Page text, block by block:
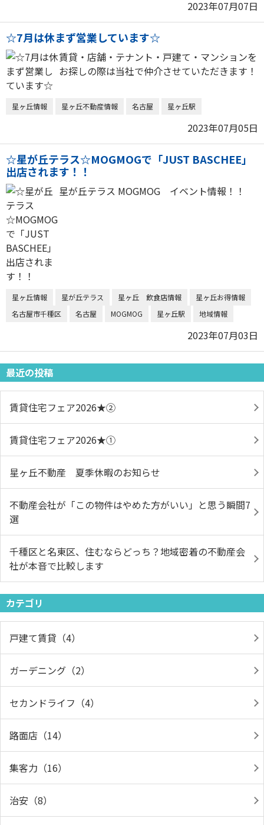
2023年07月07日
☆7月は休まず営業しています☆
賃貸・店舗・テナント・戸建て・マンションを
お探しの際は当社で仲介させていただきます！
星ヶ丘情報 星ヶ丘不動産情報 名古屋 星ヶ丘駅
2023年07月05日
☆星が丘テラス☆MOGMOGで「JUST BASCHEE」
出店されます！！
星が丘テラス MOGMOG イベント情報！！
星ヶ丘情報 星が丘テラス 星ヶ丘 飲食店情報
星ヶ丘お得情報
名古屋市千種区
名古屋 MOGMOG 星ヶ丘駅 地域情報
2023年07月03日
最近の投稿
賃貸住宅フェア2026★➁
賃貸住宅フェア2026★①
星ヶ丘不動産 夏季休暇のお知らせ
不動産会社が「この物件はやめた方がいい」と思う瞬間7
選
千種区と名東区、住むならどっち？地域密着の不動産会
社が本音で比較します
カテゴリ
戸建て賃貸（4）
ガーデニング（2）
セカンドライフ（4）
路面店（14）
集客力（16）
治安（8）